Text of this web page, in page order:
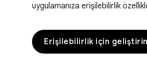
uygulamanıza erişilebilirlik
Erişilebilirlik için geliştirin